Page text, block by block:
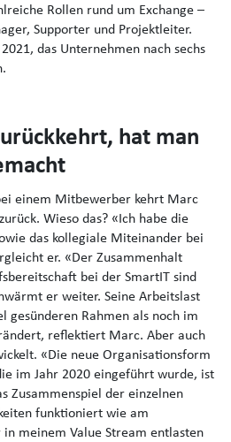
Rollen rund um Exchange –
Supporter und Projektleiter.
, das Unternehmen nach sechs
hat man
einem Mitbewerber kehrt Marc
Wieso das? «Ich habe die
das kollegiale Miteinander bei
er. «Der Zusammenhalt
bei der SmartIT sind
er weiter. Seine Arbeitslast
gesünderen Rahmen als noch im
reflektiert Marc. Aber auch
«Die neue Organisationsform
im Jahr 2020 eingeführt wurde, ist
Zusammenspiel der einzelnen
funktioniert wie am
in meinem Value Stream entlasten